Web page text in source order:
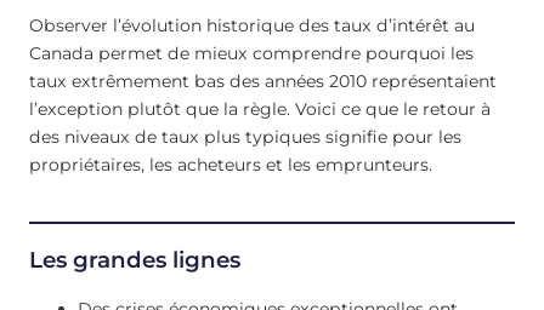
Observer l’évolution historique des taux d’intérêt au
Canada permet de mieux comprendre pourquoi les
taux extrêmement bas des années 2010 représentaient
l’exception plutôt que la règle. Voici ce que le retour à
des niveaux de taux plus typiques signifie pour les
propriétaires, les acheteurs et les emprunteurs.
Les grandes lignes